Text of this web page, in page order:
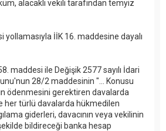
alacaklı vekili tarafından temyiz
yollamasıyla İİK 16. maddesine dayalı
maddesi ile Değişik 2577 sayılı İdari
28/2 maddesinin "... Konusu
ödenmesini gerektiren davalarda
her türlü davalarda hükmedilen
giderleri, davacının veya vekilinin
bildireceği banka hesap